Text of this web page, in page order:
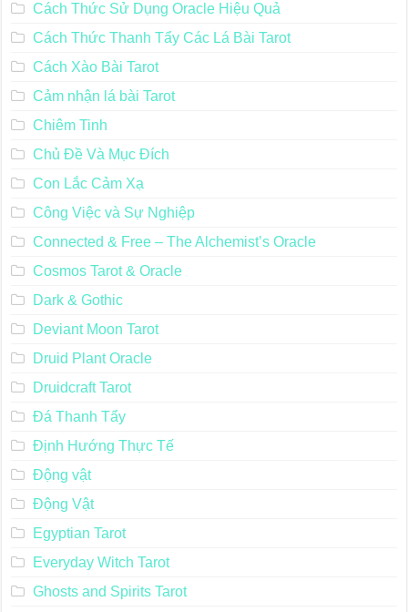
Cách Thức Sử Dụng Oracle Hiệu Quả
Cách Thức Thanh Tẩy Các Lá Bài Tarot
Cách Xào Bài Tarot
Cảm nhận lá bài Tarot
Chiêm Tinh
Chủ Đề Và Mục Đích
Con Lắc Cảm Xạ
Công Việc và Sự Nghiệp
Connected & Free – The Alchemist’s Oracle
Cosmos Tarot & Oracle
Dark & Gothic
Deviant Moon Tarot
Druid Plant Oracle
Druidcraft Tarot
Đá Thanh Tẩy
Định Hướng Thực Tế
Động vật
Động Vật
Egyptian Tarot
Everyday Witch Tarot
Ghosts and Spirits Tarot